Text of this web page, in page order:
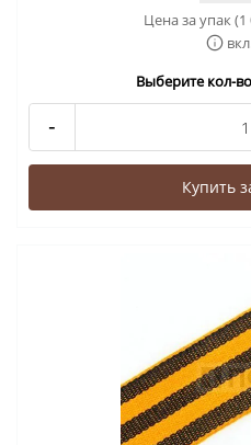
Цена за упак
Выберите кол-
-
Купить